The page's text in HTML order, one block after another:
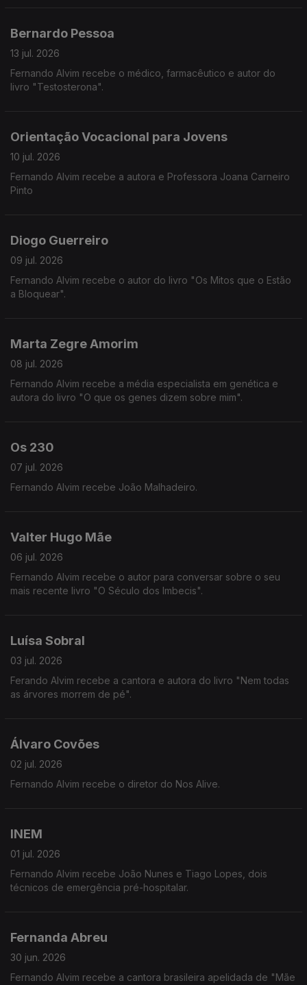
Bernardo Pessoa
13 jul. 2026
Fernando Alvim recebe o médico, farmacêutico e autor do
livro "Testosterona".
Orientação Vocacional para Jovens
10 jul. 2026
Fernando Alvim recebe a autora e Professora Joana Carneiro
Pinto
Diogo Guerreiro
09 jul. 2026
Fernando Alvim recebe o autor do livro "Os Mitos que o Estão
a Bloquear".
Marta Zegre Amorim
08 jul. 2026
Fernando Alvim recebe a média especialista em genética e
autora do livro "O que os genes dizem sobre mim".
Os 230
07 jul. 2026
Fernando Alvim recebe João Malhadeiro.
Valter Hugo Mãe
06 jul. 2026
Fernando Alvim recebe o autor para conversar sobre o seu
mais recente livro "O Século dos Imbecis".
Luísa Sobral
03 jul. 2026
Ferando Alvim recebe a cantora e autora do livro "Nem todas
as árvores morrem de pé".
Álvaro Covões
02 jul. 2026
Fernando Alvim recebe o diretor do Nos Alive.
INEM
01 jul. 2026
Fernando Alvim recebe João Nunes e Tiago Lopes, dois
técnicos de emergência pré-hospitalar.
Fernanda Abreu
30 jun. 2026
Fernando Alvim recebe a cantora brasileira apelidada de "Mãe